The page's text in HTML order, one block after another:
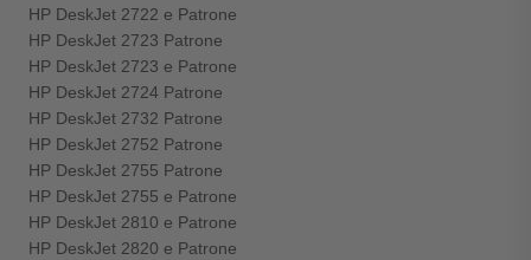
HP DeskJet 2722 e Patrone
HP DeskJet 2723 Patrone
HP DeskJet 2723 e Patrone
HP DeskJet 2724 Patrone
HP DeskJet 2732 Patrone
HP DeskJet 2752 Patrone
HP DeskJet 2755 Patrone
HP DeskJet 2755 e Patrone
HP DeskJet 2810 e Patrone
HP DeskJet 2820 e Patrone